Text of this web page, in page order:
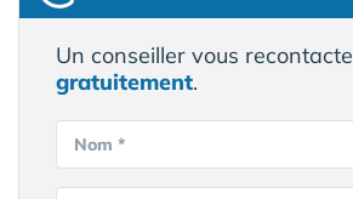
Un conseiller vous recontacte
gratuitement.
Nom *